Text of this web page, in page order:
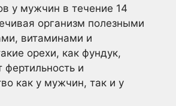
у мужчин в течение 14
организм полезными
витаминами и
орехи, как фундук,
и
как у мужчин, так и у